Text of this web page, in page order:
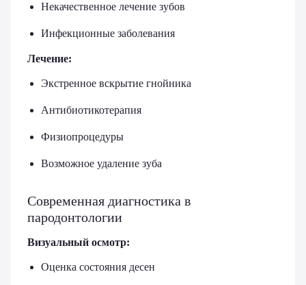
Некачественное лечение зубов
Инфекционные заболевания
Лечение:
Экстренное вскрытие гнойника
Антибиотикотерапия
Физиопроцедуры
Возможное удаление зуба
Современная диагностика в
пародонтологии
Визуальный осмотр:
Оценка состояния десен